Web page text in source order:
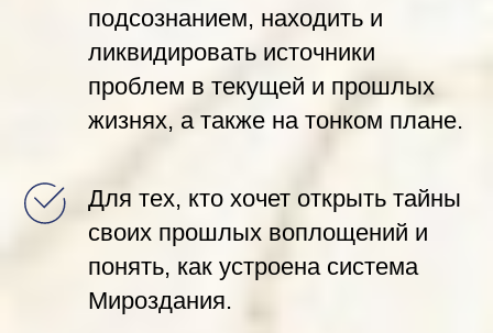
подсознанием, находить и
ликвидировать источники
проблем в текущей и прошлых
жизнях, а также на тонком плане.
Для тех, кто хочет открыть тайны
своих прошлых воплощений и
понять, как устроена система
Мироздания.